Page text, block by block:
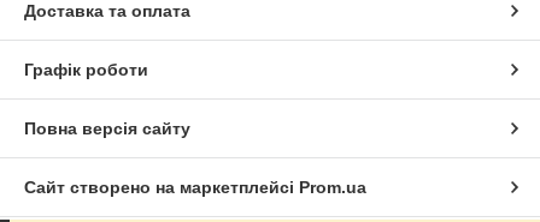
Доставка та оплата
Графік роботи
Повна версія сайту
Сайт створено на маркетплейсі Prom.ua